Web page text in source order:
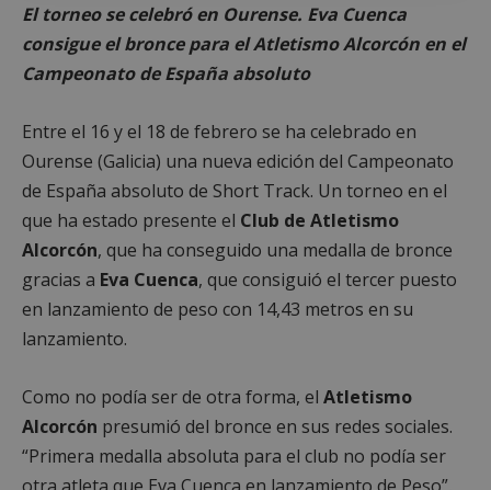
El torneo se celebró en Ourense. Eva Cuenca
consigue el bronce para el Atletismo Alcorcón en el
Campeonato de España absoluto
Entre el 16 y el 18 de febrero se ha celebrado en
Ourense (Galicia) una nueva edición del Campeonato
de España absoluto de Short Track. Un torneo en el
que ha estado presente el Club de Atletismo
Alcorcón, que ha conseguido una medalla de bronce
gracias a Eva Cuenca, que consiguió el tercer puesto
en lanzamiento de peso con 14,43 metros en su
lanzamiento.
Como no podía ser de otra forma, el Atletismo
Alcorcón presumió del bronce en sus redes sociales.
“Primera medalla absoluta para el club no podía ser